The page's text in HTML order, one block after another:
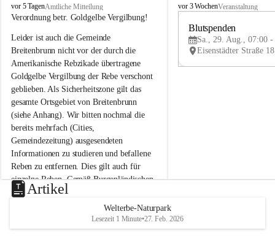
B
r
i
t
e
n
b
r
u
n
n
a
m
N
e
u
s
d
vor 5 TagenAmtliche Mitteilung
Verordnung betr. Goldgelbe Vergilbung!
Leider ist auch die Gemeinde
Breitenbrunn nicht vor der durch die
Amerikanische Rebzikade übertragene
Goldgelbe Vergilbung der Rebe verschont
geblieben. Als Sicherheitszone gilt das
gesamte Ortsgebiet von Breitenbrunn
(siehe Anhang). Wir bitten nochmal die
bereits mehrfach (Cities,
Gemeindezeitung) ausgesendeten
Informationen zu studieren und befallene
Reben zu entfernen. Dies gilt auch für
einzelne Reben. Gemäß Burgenländischen
Weinbaugesetz sind nicht gepflegte oder
unzulässige Weingärten zu roden! Bitte
helfen wir zusammen um unsere Winzer
vor den prognostizierten Ernteausfällen
B
e
u
e
d
vor 3 WochenVeranstaltung
Blutspenden
Sa., 29. Aug., 07:00 -
Artikel
Welterbe-Naturpark
Lesezeit 1 Minute•27. Feb. 2026